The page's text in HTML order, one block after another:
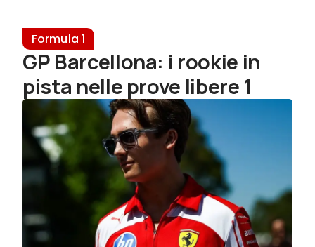
Formula 1
GP Barcellona: i rookie in
pista nelle prove libere 1